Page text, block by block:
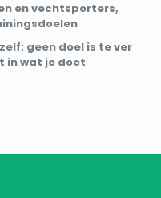
en vechtsporters,
geen doel is te ver
in wat je doet